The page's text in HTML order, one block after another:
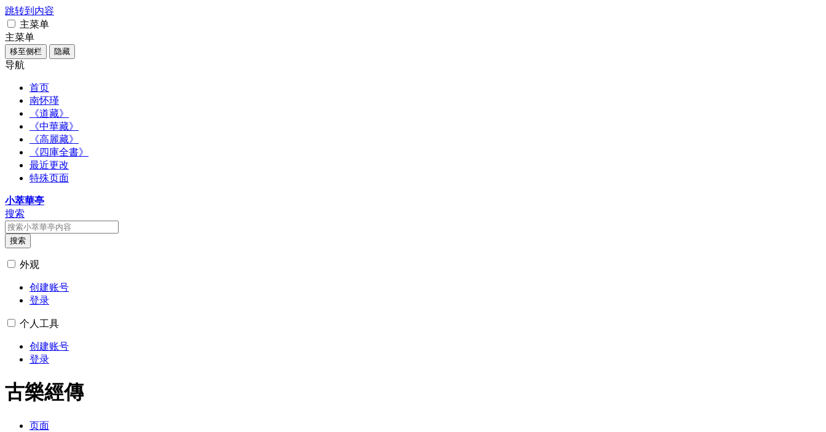
跳转到内容
主菜单
主菜单
移至侧栏 隐藏
导航
首页
南怀瑾
《道藏》
《中華藏》
《高麗藏》
《四庫全書》
最近更改
特殊页面
小萃華亭
搜索
搜索
外观
创建账号
登录
个人工具
创建账号
登录
古樂經傳
页面